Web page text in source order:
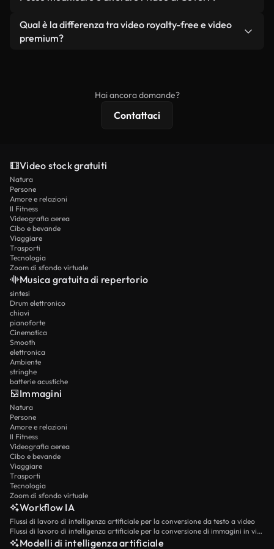
reali o generati dall'intelligenza artificiale, include
filigrane. Avrai a disposizione filmati puliti e pronti
all'uso.
Sì. Siete liberi di tagliare, ritagliare o remixare i
nostri video. Assicuratevi solo che il prodotto
Qual è la differenza tra video royalty-free e video
premium?
Hai ancora domande?
Contattaci
Video stock gratuiti
Natura
Persone
Amore e relazioni
Il Fitness
Videografia aerea
Cibo e bevande
Viaggiare
Trasporti
Tecnologia
Zoom di sfondo virtuale
Musica gratuita di repertorio
sintesi
Drum elettronico
chiavi
pianoforte
Cinematica
Smooth
elettronica
Ambiente
stringhe
batterie acustiche
Immagini
Natura
Persone
Amore e relazioni
Il Fitness
Videografia aerea
Cibo e bevande
Viaggiare
Trasporti
Tecnologia
Zoom di sfondo virtuale
Workflow IA
Flussi di lavoro di intelligenza artificiale per la conversione da testo a video
Flussi di lavoro di intelligenza artificiale per la conversione di immagini in video
Modelli di intelligenza artificiale